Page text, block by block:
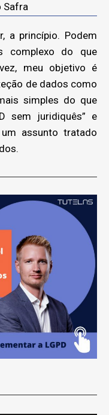
Safra
a princípio. Podem
complexo do que
meu objetivo é
de dados como
simples do que
sem juridiquês” e
assunto tratado